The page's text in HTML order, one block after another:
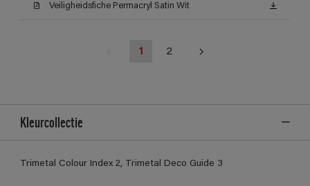
Veiligheidsfiche Permacryl Satin Wit
1 2
Kleurcollectie
Trimetal Colour Index 2, Trimetal Deco Guide 3